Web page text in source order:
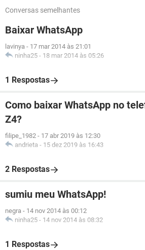
Conversas semelhantes
Baixar WhatsApp
lavinya - 17 mar 2014 às 21:01
ninha25 - 18 mar 2014 às 05:26
1 Respostas
Como baixar WhatsApp no
Z4?
filipe_1982 - 17 abr 2019 às 12:30
andrieta - 15 dez 2019 às 16:43
2 Respostas
sumiu meu WhatsApp!
negra - 14 nov 2014 às 00:12
ninha25 - 14 nov 2014 às 08:32
1 Respostas